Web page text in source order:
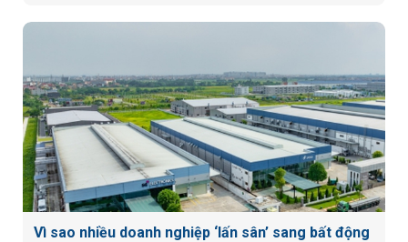
Vì sao nhiều doanh nghiệp ‘lấn sân’ sang bất động